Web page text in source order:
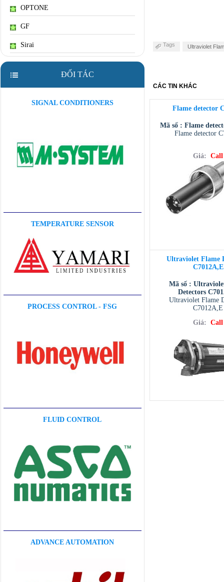
OPTONE
GF
Sirai
ĐỐI TÁC
SIGNAL CONDITIONERS
TEMPERATURE SENSOR
PROCESS CONTROL - FSG
FLUID CONTROL
ADVANCE AUTOMATION
Tags Ultraviolet
CÁC TIN KHÁC
Flame detector
Mã số : Flame
Flame detector
Giá: Call
Ultraviolet Flame
C7012A,E
Mã số :
Detectors
Ultraviolet Flame
C7012A,E
Giá: Call